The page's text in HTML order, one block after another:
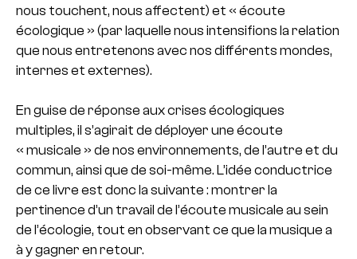
nous touchent, nous affectent) et « écoute
écologique » (par laquelle nous intensifions la relation
que nous entretenons avec nos différents mondes,
internes et externes).
En guise de réponse aux crises écologiques
multiples, il s’agirait de déployer une écoute
« musicale » de nos environnements, de l’autre et du
commun, ainsi que de soi-même. L’idée conductrice
de ce livre est donc la suivante : montrer la
pertinence d’un travail de l’écoute musicale au sein
de l’écologie, tout en observant ce que la musique a
à y gagner en retour.